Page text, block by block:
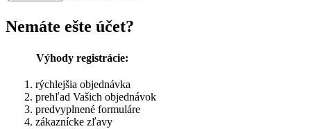
Nemáte ešte účet?
Výhody registrácie:
rýchlejšia objednávka
prehľad Vašich objednávok
predvyplnené formuláre
zákaznícke zľavy